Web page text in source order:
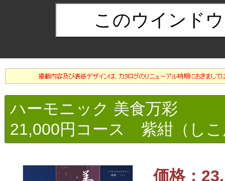
ハーモニック 美食万彩
21,000円コース 紫紺（しこ
価格：